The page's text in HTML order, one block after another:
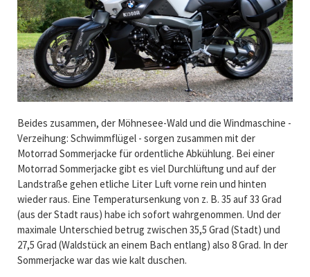
Beides zusammen, der Möhnesee-Wald und die Windmaschine -
Verzeihung: Schwimmflügel - sorgen zusammen mit der
Motorrad Sommerjacke für ordentliche Abkühlung. Bei einer
Motorrad Sommerjacke gibt es viel Durchlüftung und auf der
Landstraße gehen etliche Liter Luft vorne rein und hinten
wieder raus. Eine Temperatursenkung von z. B. 35 auf 33 Grad
(aus der Stadt raus) habe ich sofort wahrgenommen. Und der
maximale Unterschied betrug zwischen 35,5 Grad (Stadt) und
27,5 Grad (Waldstück an einem Bach entlang) also 8 Grad. In der
Sommerjacke war das wie kalt duschen.